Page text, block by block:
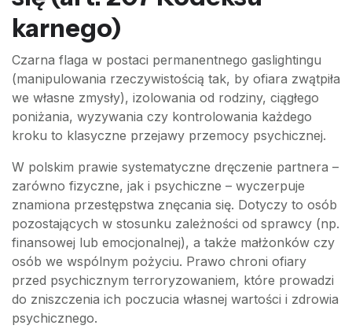
karnego)
Czarna flaga w postaci permanentnego gaslightingu
(manipulowania rzeczywistością tak, by ofiara zwątpiła
we własne zmysły), izolowania od rodziny, ciągłego
poniżania, wyzywania czy kontrolowania każdego
kroku to klasyczne przejawy przemocy psychicznej.
W polskim prawie systematyczne dręczenie partnera –
zarówno fizyczne, jak i psychiczne – wyczerpuje
znamiona przestępstwa znęcania się. Dotyczy to osób
pozostających w stosunku zależności od sprawcy (np.
finansowej lub emocjonalnej), a także małżonków czy
osób we wspólnym pożyciu. Prawo chroni ofiary
przed psychicznym terroryzowaniem, które prowadzi
do zniszczenia ich poczucia własnej wartości i zdrowia
psychicznego.